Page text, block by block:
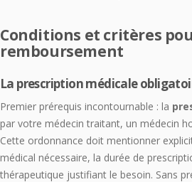
Conditions et critères
remboursement
La prescription médicale
Premier prérequis incontournable : la
par votre médecin traitant, un médecin
Cette ordonnance doit mentionner
médical nécessaire, la durée de
thérapeutique justifiant le besoin. Sans